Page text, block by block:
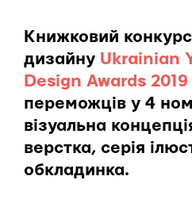
Книжковий
дизайну Ukrainian
Design Awards 2019
переможців у 4
візуальна
верстка, серія
обкладинка.